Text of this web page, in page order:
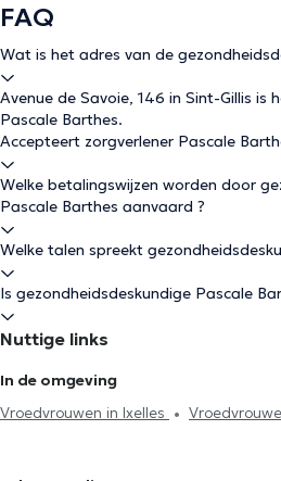
FAQ
Wat is het adres van de
Avenue de Savoie, 146 in Sint-Gillis is
Pascale Barthes.
Accepteert zorgverlener Pascale
Welke betalingswijzen worden door
Pascale Barthes aanvaard ?
Welke talen spreekt
Is gezondheidsdeskundige Pascale
Nuttige links
In de omgeving
Vroedvrouwen in Ixelles